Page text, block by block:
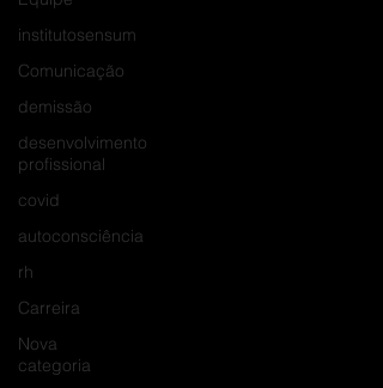
institutosensum
Comunicação
demissão
desenvolvimento
profissional
covid
autoconsciência
rh
Carreira
Nova
categoria